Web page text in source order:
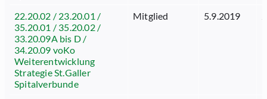
22.20.02 / 23.20.01 /
35.20.01 / 35.20.02 /
33.20.09A bis D /
34.20.09 voKo
Weiterentwicklung
Strategie St.Galler
Spitalverbunde
Mitglied 5.9.2019